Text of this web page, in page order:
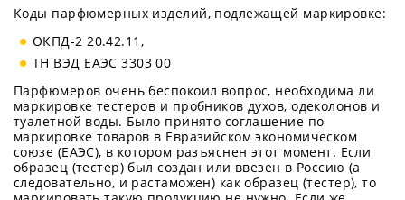
Коды парфюмерных изделий, подлежащей маркировке:
ОКПД-2 20.42.11,
ТН ВЭД ЕАЭС 3303 00
Парфюмеров очень беспокоил вопрос, необходима ли
маркировке тестеров и пробников духов, одеколонов и
туалетной воды. Было принято соглашение по
маркировке товаров в Евразийском экономическом
союзе (ЕАЭС), в котором разъяснен этот момент. Если
образец (тестер) был создан или ввезен в Россию (а
следовательно, и растаможен) как образец (тестер), то